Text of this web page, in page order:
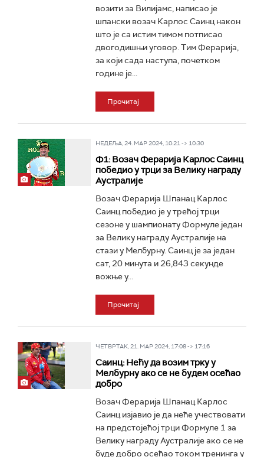
возити за Вилијамс, написао је
шпански возач Карлос Саинц након
што је са истим тимом потписао
двогодишњи уговор. Тим Ферарија,
за који сада наступа, почетком
године је...
Прочитај
НЕДЕЉА, 24. МАР 2024, 10:21 -> 10:30
Ф1: Возач Ферарија Карлос Саинц
победио у трци за Велику награду
Аустралије
Возач Ферарија Шпанац Карлос
Саинц победио је у трећој трци
сезоне у шампионату Формуле један
за Велику награду Аустралије на
стази у Мелбурну. Саинц је за један
сат, 20 минута и 26,843 секунде
вожње у...
Прочитај
ЧЕТВРТАК, 21. МАР 2024, 17:08 -> 17:16
Саинц: Нећу да возим трку у
Мелбурну ако се не будем осећао
добро
Возач Ферарија Шпанац Карлос
Саинц изјавио је да неће учествовати
на предстојећој трци Формуле 1 за
Велику награду Аустралије ако се не
буде добро осећао током тренинга у